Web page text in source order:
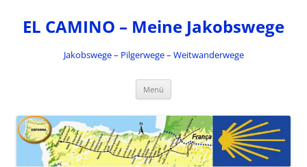
springen
EL CAMINO – Meine Jakobswege
Jakobswege – Pilgerwege – Weitwanderwege
Menü